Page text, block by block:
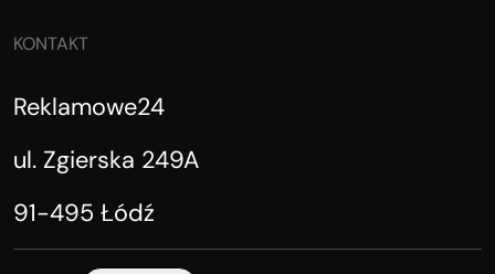
KONTAKT
Reklamowe24
ul. Zgierska 249A
91-495 Łódź